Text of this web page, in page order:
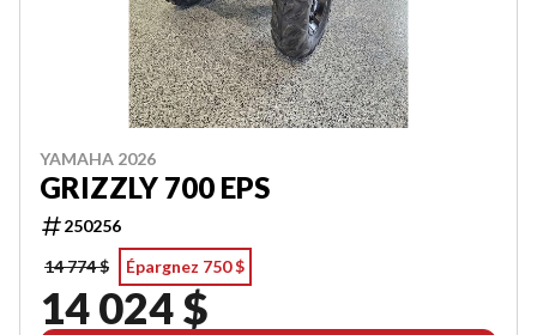
YAMAHA 2026
GRIZZLY 700 EPS
250256
14 774 $
Épargnez 750 $
14 024 $